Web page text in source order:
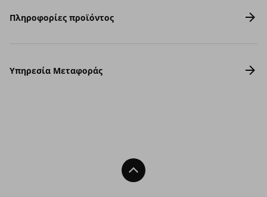
Πληροφορίες προϊόντος
Υπηρεσία Μεταφοράς
Back To Top